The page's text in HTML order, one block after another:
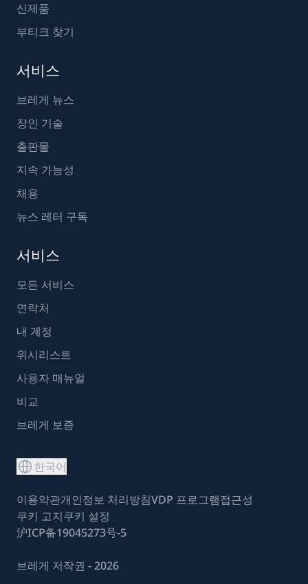
신제품
부티크 찾기
서비스
브레게 뉴스
장인 기술
출판물
지속 가능성
채용
뉴스 레터 구독
서비스
모든 서비스
연락처
내 계정
위시리스트
사용자 매뉴얼
비교
브레게 보증
한국어
이용약관개인정보 처리방침VDP 프로그램접근성
쿠키 고지쿠키 설정
沪ICP备19045273号-5
브레게 저작권 - 2026